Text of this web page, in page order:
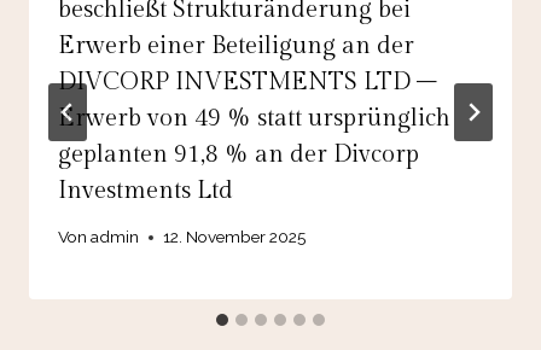
beschließt Strukturänderung bei
Erwerb einer Beteiligung an der
DIVCORP INVESTMENTS LTD –
Erwerb von 49 % statt ursprünglich
geplanten 91,8 % an der Divcorp
Investments Ltd
Von admin 12. November 2025